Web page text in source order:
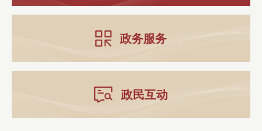
政务服务
政民互动